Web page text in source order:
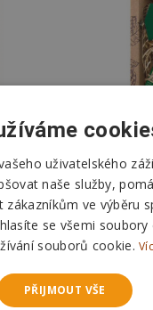
-
Dárková
uživatelského
naše služby,
ve výběru
se všemi
souborů cookie.
PŘIJMOUT VŠE